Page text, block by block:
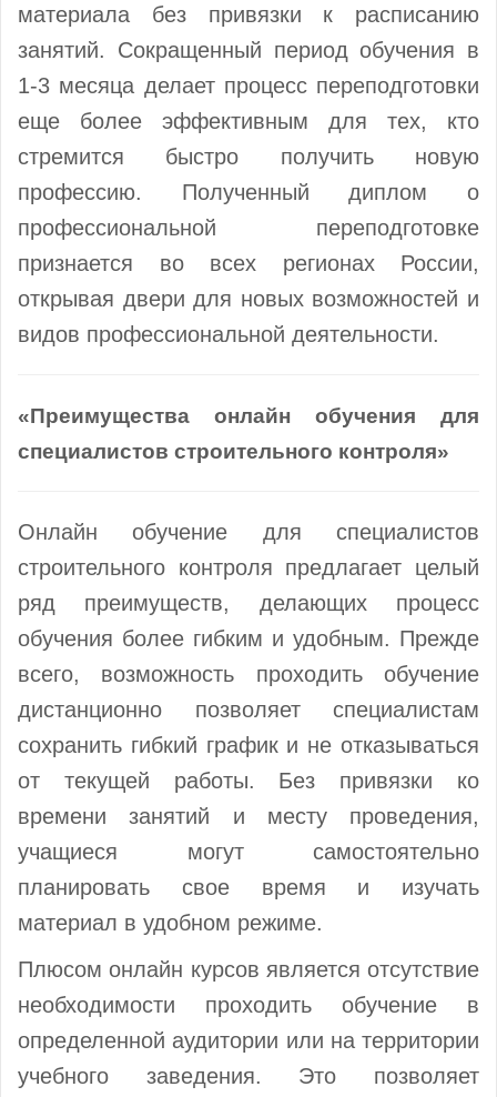
материала без привязки к расписанию
занятий. Сокращенный период обучения в
1-3 месяца делает процесс переподготовки
еще более эффективным для тех, кто
стремится быстро получить новую
профессию. Полученный диплом о
профессиональной переподготовке
признается во всех регионах России,
открывая двери для новых возможностей и
видов профессиональной деятельности.
«Преимущества онлайн обучения для
специалистов строительного контроля»
Онлайн обучение для специалистов
строительного контроля предлагает целый
ряд преимуществ, делающих процесс
обучения более гибким и удобным. Прежде
всего, возможность проходить обучение
дистанционно позволяет специалистам
сохранить гибкий график и не отказываться
от текущей работы. Без привязки ко
времени занятий и месту проведения,
учащиеся могут самостоятельно
планировать свое время и изучать
материал в удобном режиме.
Плюсом онлайн курсов является отсутствие
необходимости проходить обучение в
определенной аудитории или на территории
учебного заведения. Это позволяет